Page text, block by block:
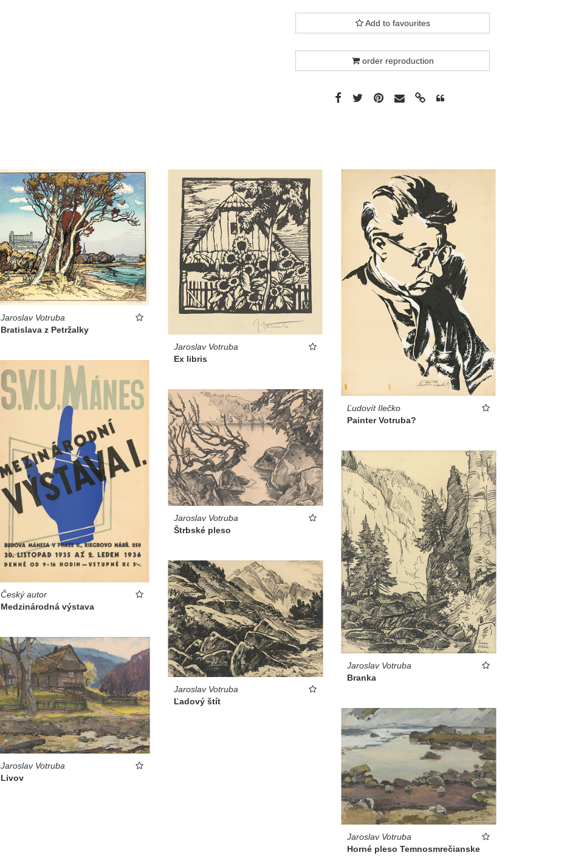
Add to favourites
order reproduction
Jaroslav Votruba
Bratislava z Petržalky
Jaroslav Votruba
Ex libris
Ľudovít Ilečko
Painter Votruba?
Český autor
Medzinárodná výstava
Jaroslav Votruba
Štrbské pleso
Jaroslav Votruba
Branka
Jaroslav Votruba
Ľadový štít
Jaroslav Votruba
Livov
Jaroslav Votruba
Horné pleso Temnosmrečianske